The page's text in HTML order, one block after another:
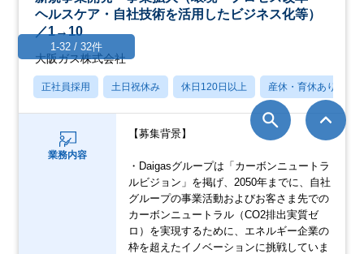
ヘルスケア・自社技術を活用したビジネス化等）
／1→10
大阪ガス株式会社
正社員採用 土日祝休み 休日120日以上 産休・育休あり
業務内容
【募集背景】
・Daigasグループは「カーボンニュートラ
ルビジョン」を掲げ、2050年までに、自社
グループの事業活動およびお客さま先での
カーボンニュートラル（CO2排出実質ゼ
ロ）を実現するために、エネルギー企業の
枠を超えたイノベーションに挑戦していま
1-32 / 32件